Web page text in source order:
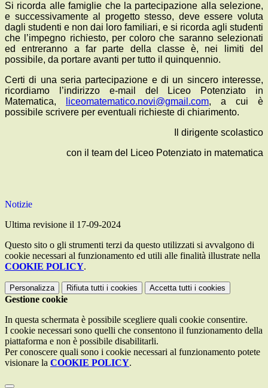
Si ricorda alle famiglie che la partecipazione alla selezione,
e successivamente al progetto stesso, deve essere voluta
dagli studenti e non dai loro familiari, e si ricorda agli studenti
che l’impegno richiesto, per coloro che saranno selezionati
ed entreranno a far parte della classe è, nei limiti del
possibile, da portare avanti per tutto il quinquennio.
Certi di una seria partecipazione e di un sincero interesse,
ricordiamo l’indirizzo e-mail del Liceo Potenziato in
Matematica,
liceomatematico.novi@gmail.com, a cui è
possibile scrivere per eventuali richieste di chiarimento.
Il dirigente scolastico
con il team del Liceo Potenziato in matematica
Notizie
Ultima revisione il 17-09-2024
Questo sito o gli strumenti terzi da questo utilizzati si avvalgono di
cookie necessari al funzionamento ed utili alle finalità illustrate nella
COOKIE POLICY.
Personalizza Rifiuta tutti i cookies Accetta tutti i cookies
Gestione cookie
In questa schermata è possibile scegliere quali cookie consentire.
I cookie necessari sono quelli che consentono il funzionamento della
piattaforma e non è possibile disabilitarli.
Per conoscere quali sono i cookie necessari al funzionamento potete
visionare la COOKIE POLICY.